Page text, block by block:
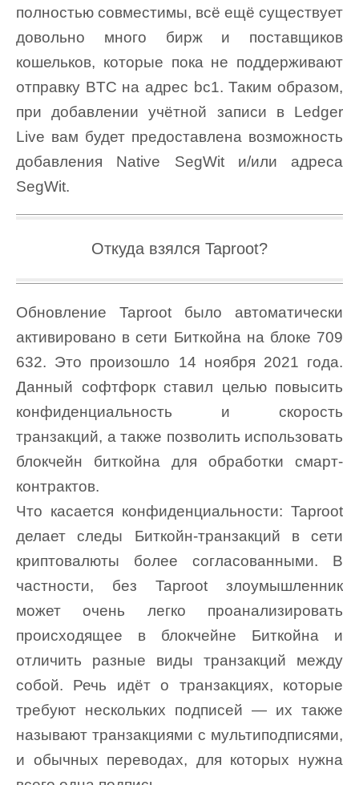
полностью совместимы, всё ещё существует
довольно много бирж и поставщиков
кошельков, которые пока не поддерживают
отправку BTC на адрес bc1. Таким образом,
при добавлении учётной записи в Ledger
Live вам будет предоставлена возможность
добавления Native SegWit и/или адреса
SegWit.
Откуда взялся Taproot?
Обновление Taproot было автоматически
активировано в сети Биткойна на блоке 709
632. Это произошло 14 ноября 2021 года.
Данный софтфорк ставил целью повысить
конфиденциальность и скорость
транзакций, а также позволить использовать
блокчейн биткойна для обработки смарт-
контрактов.
Что касается конфиденциальности: Taproot
делает следы Биткойн-транзакций в сети
криптовалюты более согласованными. В
частности, без Taproot злоумышленник
может очень легко проанализировать
происходящее в блокчейне Биткойна и
отличить разные виды транзакций между
собой. Речь идёт о транзакциях, которые
требуют нескольких подписей — их также
называют транзакциями с мультиподписями,
и обычных переводах, для которых нужна